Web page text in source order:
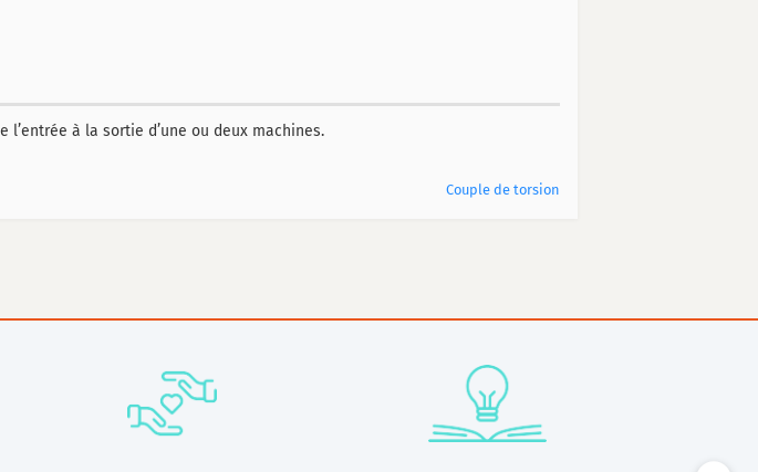
à la sortie d’une ou deux machines.
Couple de torsion